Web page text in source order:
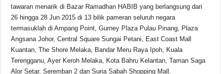
tawaran menarik di Bazar Ramadhan HABIB yang berlangsung dari
26 hingga 28 Jun 2015 di 13 bilik pameran seluruh negara
termasuklah di Ampang Point, Gurney Plaza Pulau Pinang, Plaza
Angsana Johor, Central Square Sungai Petani, East Coast Mall
Kuantan, The Shore Melaka, Bandar Meru Raya Ipoh, Kuala
Terengganu, Ayer Keroh Melaka, Kota Bahru Kelantan, Taman Saga
Alor Setar, Seremban 2 dan Suria Sabah Shopping Mall.